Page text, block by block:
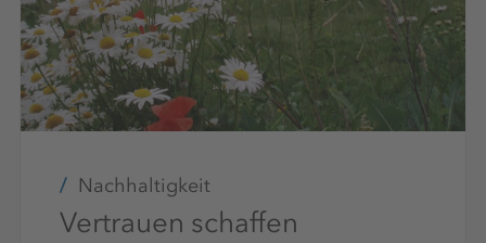
Nachhaltigkeit
Vertrauen schaffen